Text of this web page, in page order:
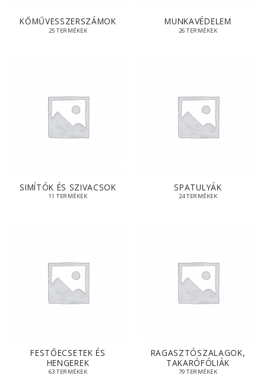
KŐMŰVESSZERSZÁMOK
25 TERMÉKEK
MUNKAVÉDELEM
26 TERMÉKEK
SIMÍTÓK ÉS SZIVACSOK
11 TERMÉKEK
SPATULYÁK
24 TERMÉKEK
FESTŐECSETEK ÉS
HENGEREK
63 TERMÉKEK
RAGASZTÓSZALAGOK,
TAKARÓFÓLIÁK
79 TERMÉKEK